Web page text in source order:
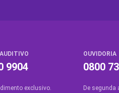
9904
exclusivo.
OUVIDORIA
0800
De segunda